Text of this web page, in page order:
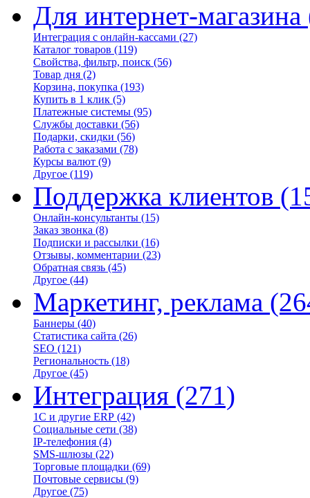
Для интернет-магазина
Интеграция с онлайн-кассами (27)
Каталог товаров (119)
Свойства, фильтр, поиск (56)
Товар дня (2)
Корзина, покупка (193)
Купить в 1 клик (5)
Платежные системы (95)
Службы доставки (56)
Подарки, скидки (56)
Работа с заказами (78)
Курсы валют (9)
Другое (119)
Поддержка клиентов
Онлайн-консультанты (15)
Заказ звонка (8)
Подписки и рассылки (16)
Отзывы, комментарии (23)
Обратная связь (45)
Другое (44)
Маркетинг, реклама
Баннеры (40)
Статистика сайта (26)
SEO (121)
Региональность (18)
Другое (45)
Интеграция (271)
1С и другие ERP (42)
Социальные сети (38)
IP-телефония (4)
SMS-шлюзы (22)
Торговые площадки (69)
Почтовые сервисы (9)
Другое (75)